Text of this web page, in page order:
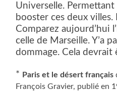
Universelle.
booster ces deux villes.
Comparez aujourd’hui
celle de Marseille. Y’a
dommage. Cela devrait
* Paris et le désert français
François Gravier, publié en